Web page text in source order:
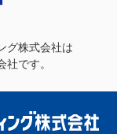
グ株式会社は
です。